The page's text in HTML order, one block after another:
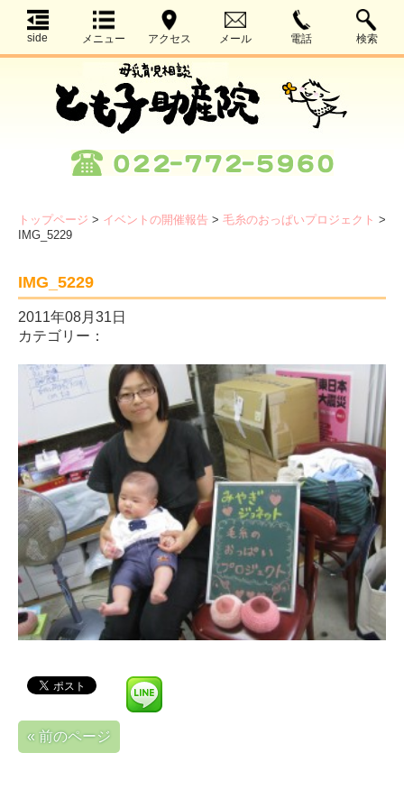
side メニュー アクセス メール 電話 検索
トップページ > イベントの開催報告 > 毛糸のおっぱいプロジェクト >
IMG_5229
IMG_5229
2011年08月31日
カテゴリー：
« 前のページ